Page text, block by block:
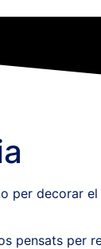
per decorar el
pensats per